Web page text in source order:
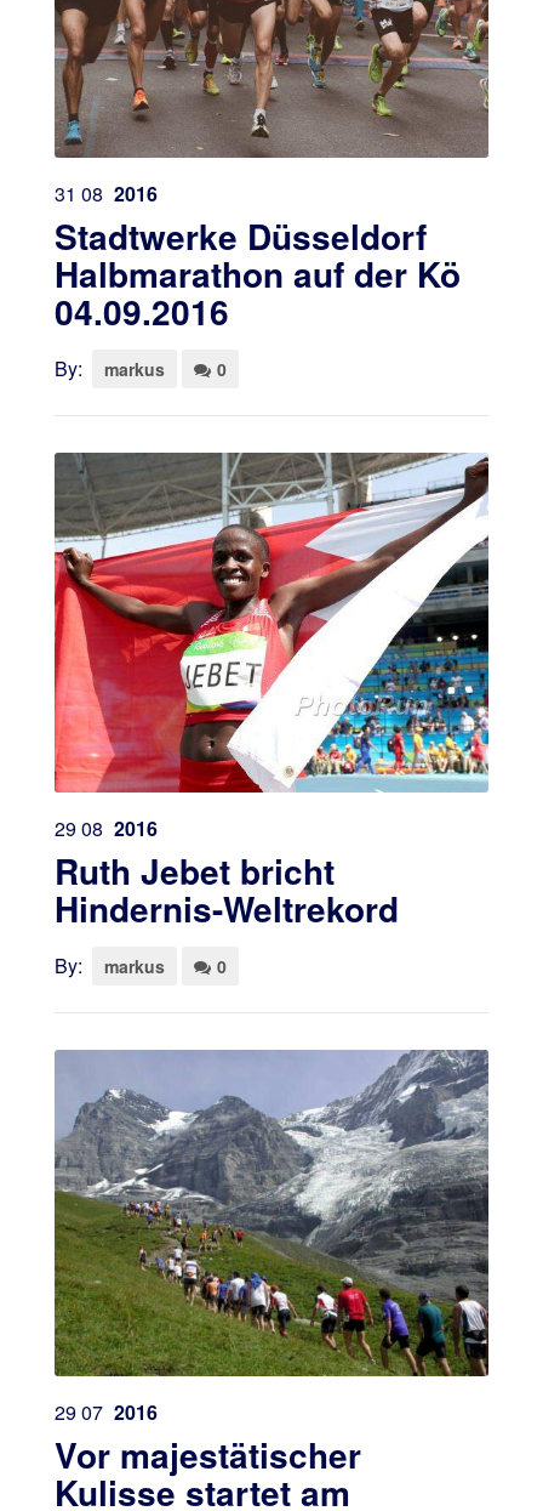
31 08 2016
Stadtwerke Düsseldorf
Halbmarathon auf der Kö
04.09.2016
By: markus 0
2908 2016
Ruth Jebet bricht
Hindernis-Weltrekord
By: markus 0
2907 2016
Vor majestätischer
Kulisse startet am